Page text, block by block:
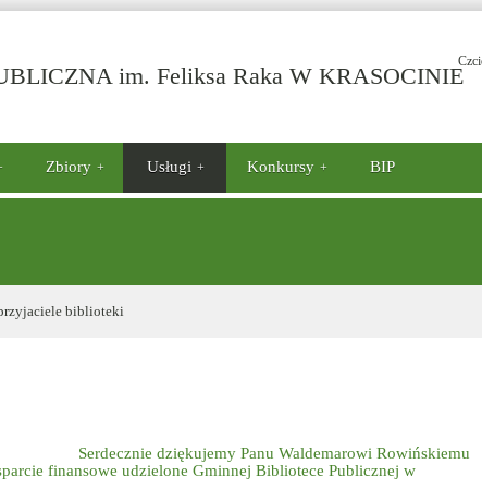
im. Feliksa Raka W KRASOCINIE-
Zbiory Usługi Konkursy BIP
biblioteki
Serdecznie dziękujemy Panu Waldemarowi Rowińskiemu
finansowe udzielone Gminnej Bibliotece Publicznej w